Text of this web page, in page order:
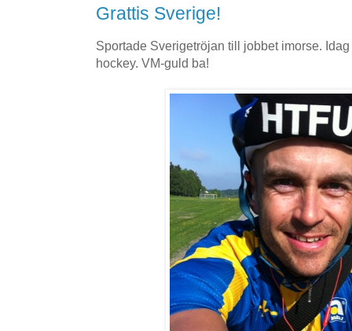
Grattis Sverige!
Sportade Sverigetröjan till jobbet imorse.
hockey. VM-guld ba!